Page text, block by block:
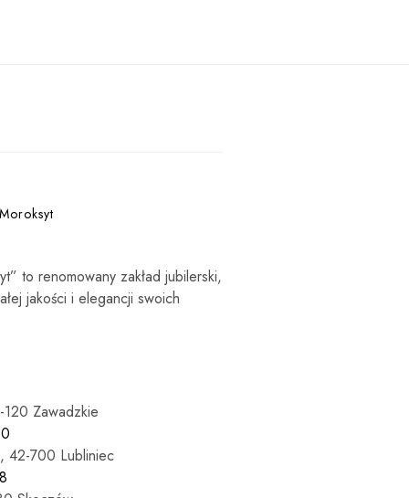
to renomowany zakład jubilerski,
jakości i elegancji swoich
Zawadzkie
42-700 Lubliniec